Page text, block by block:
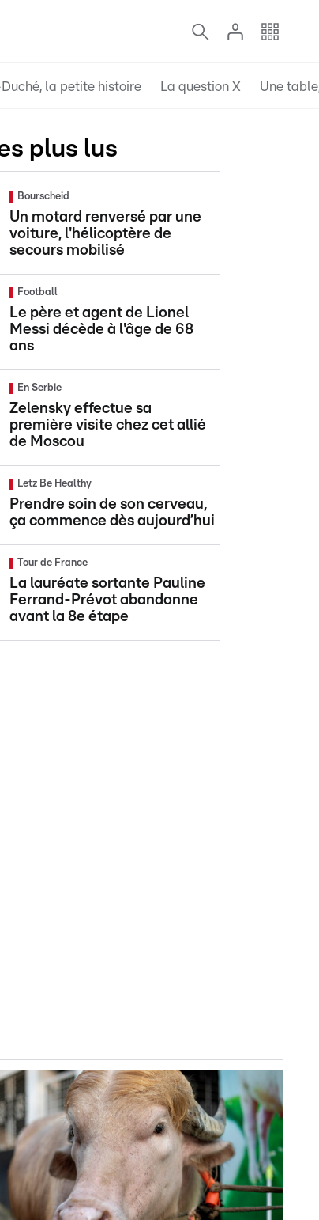
la petite histoire La question X Une
plus lus
Bourscheid
Un motard renversé par une
voiture, l'hélicoptère de
secours mobilisé
Football
Le père et agent de Lionel
Messi décède à l'âge de 68
ans
En Serbie
Zelensky effectue sa
première visite chez cet allié
de Moscou
Letz Be Healthy
Prendre soin de son cerveau,
ça commence dès aujourd’hui
Tour de France
La lauréate sortante Pauline
Ferrand-Prévot abandonne
avant la 8e étape